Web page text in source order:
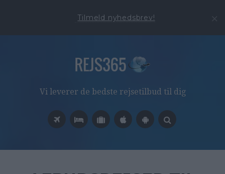
Tilmeld nyhedsbrev!
Vi leverer de bedste rejsetilbud til dig